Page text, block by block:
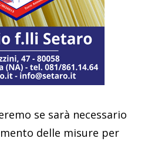
se sarà necessario
delle misure per